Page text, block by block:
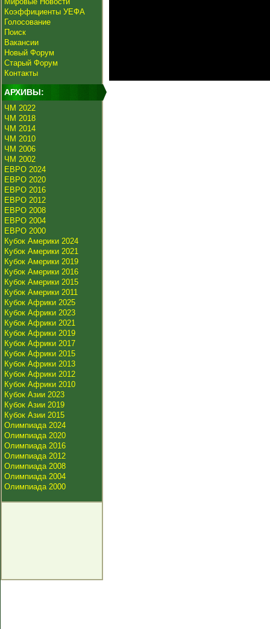
Коэффициенты УЕФА
Голосование
Поиск
Вакансии
Новый Форум
Старый Форум
Контакты
АРХИВЫ:
ЧМ 2022
ЧМ 2018
ЧМ 2014
ЧМ 2010
ЧМ 2006
ЧМ 2002
ЕВРО 2024
ЕВРО 2020
ЕВРО 2016
ЕВРО 2012
ЕВРО 2008
ЕВРО 2004
ЕВРО 2000
Кубок Америки 2024
Кубок Америки 2021
Кубок Америки 2019
Кубок Америки 2016
Кубок Америки 2015
Кубок Америки 2011
Кубок Африки 2025
Кубок Африки 2023
Кубок Африки 2021
Кубок Африки 2019
Кубок Африки 2017
Кубок Африки 2015
Кубок Африки 2013
Кубок Африки 2012
Кубок Африки 2010
Кубок Азии 2023
Кубок Азии 2019
Кубок Азии 2015
Олимпиада 2024
Олимпиада 2020
Олимпиада 2016
Олимпиада 2012
Олимпиада 2008
Олимпиада 2004
Олимпиада 2000